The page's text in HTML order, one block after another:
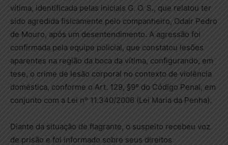
vítima, identificada pelas iniciais G. O. S., que relatou ter
sido agredida fisicamente pelo companheiro, Odair Pedro
de Mouro, após um desentendimento. A agressão foi
confirmada pela equipe policial, que constatou lesões
aparentes na região da boca da vítima, configurando, em
tese, o crime de lesão corporal no contexto de violência
doméstica, conforme o Art. 129, §9º do Código Penal, em
conjunto com a Lei nº 11.340/2006 (Lei Maria da Penha).
Diante da situação de flagrante, o suspeito recebeu voz
de prisão e foi informado sobre seus direitos